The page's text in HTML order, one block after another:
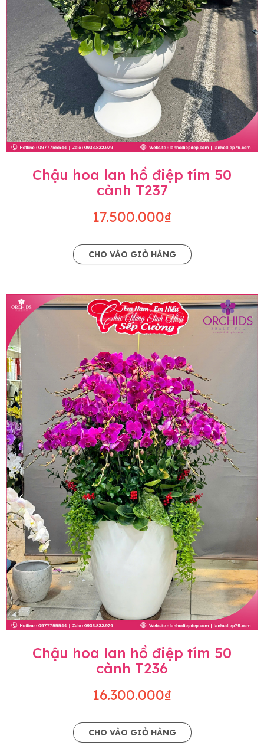
Chậu hoa lan hồ điệp tím 50
cành T237
17.500.000₫
CHO VÀO GIỎ HÀNG
Chậu hoa lan hồ điệp tím 50
cành T236
16.300.000₫
CHO VÀO GIỎ HÀNG